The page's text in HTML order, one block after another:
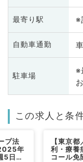
最寄り駅 ※
自動車通勤
駐車場
※
この求人と条
プ法
年
5日最
【東京
利・療養
コール